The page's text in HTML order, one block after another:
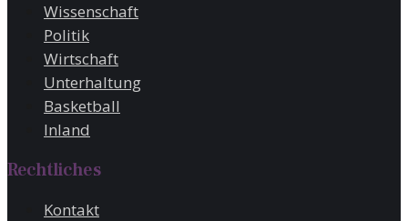
Wissenschaft
Politik
Wirtschaft
Unterhaltung
Basketball
Inland
Rechtliches
Kontakt